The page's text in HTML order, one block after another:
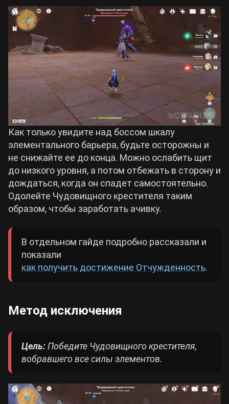
Как только увидите над боссом шкалу
элементального барьера, будьте осторожны и
не снижайте ее до конца. Можно ослабить щит
до низкого уровня, а потом отбежать в сторону и
дождаться, когда он спадет самостоятельно.
Одолейте Чудовищного крестителя таким
образом, чтобы заработать ачивку.
В отдельном гайде подробно рассказали и
показали
как получить достижение Отчужденность.
Метод исключения
Цель:Победите Чудовищного крестителя,
вобравшего все силы элементов.